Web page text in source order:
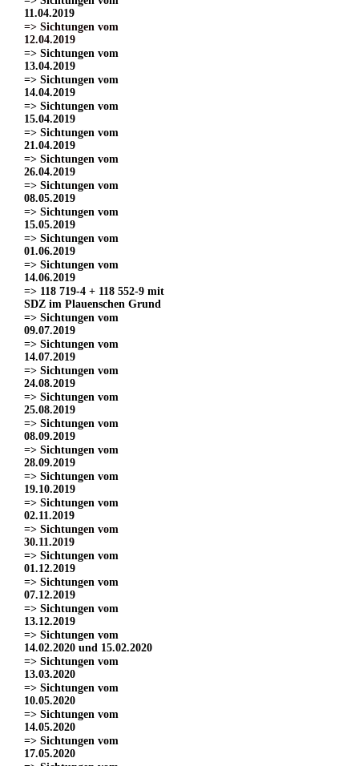
11.04.2019
=> Sichtungen vom
12.04.2019
=> Sichtungen vom
13.04.2019
=> Sichtungen vom
14.04.2019
=> Sichtungen vom
15.04.2019
=> Sichtungen vom
21.04.2019
=> Sichtungen vom
26.04.2019
=> Sichtungen vom
08.05.2019
=> Sichtungen vom
15.05.2019
=> Sichtungen vom
01.06.2019
=> Sichtungen vom
14.06.2019
=> 118 719-4 + 118 552-9 mit
SDZ im Plauenschen Grund
=> Sichtungen vom
09.07.2019
=> Sichtungen vom
14.07.2019
=> Sichtungen vom
24.08.2019
=> Sichtungen vom
25.08.2019
=> Sichtungen vom
08.09.2019
=> Sichtungen vom
28.09.2019
=> Sichtungen vom
19.10.2019
=> Sichtungen vom
02.11.2019
=> Sichtungen vom
30.11.2019
=> Sichtungen vom
01.12.2019
=> Sichtungen vom
07.12.2019
=> Sichtungen vom
13.12.2019
=> Sichtungen vom
14.02.2020 und 15.02.2020
=> Sichtungen vom
13.03.2020
=> Sichtungen vom
10.05.2020
=> Sichtungen vom
14.05.2020
=> Sichtungen vom
17.05.2020